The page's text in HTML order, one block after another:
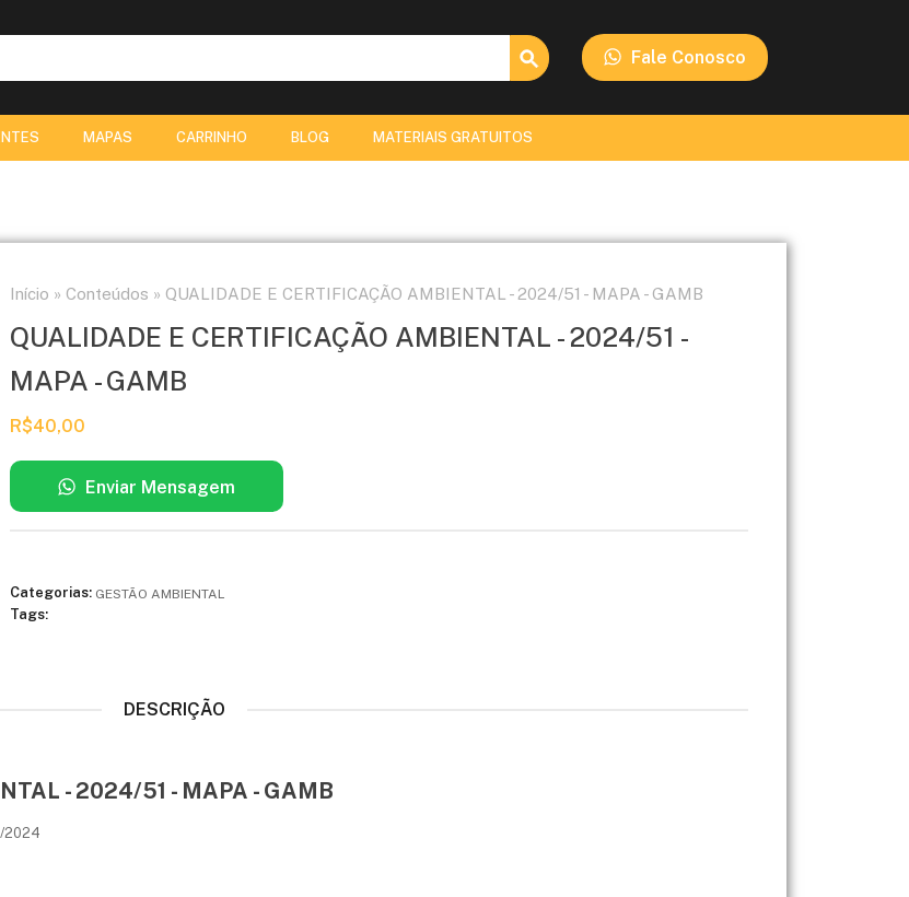
Search Button
Fale Conosco
MAPAS CARRINHO BLOG MATERIAIS GRATUITOS
Início » Conteúdos » QUALIDADE E CERTIFICAÇÃO AMBIENTAL - 2024/51 - MAPA - GAMB
QUALIDADE E CERTIFICAÇÃO AMBIENTAL - 2024/51 -
MAPA - GAMB
R$40,00
Enviar Mensagem
Categorias: GESTÃO AMBIENTAL
Tags:
DESCRIÇÃO
- 2024/51 - MAPA - GAMB
2024